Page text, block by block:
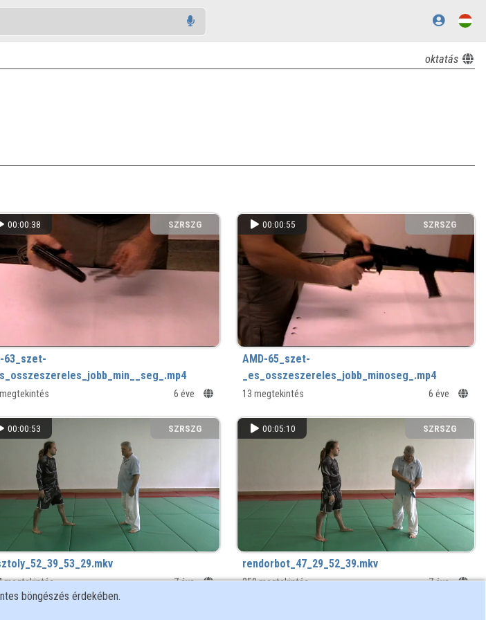
oktatás
00:00:38 SZRSZG
63_szet-
6 éve
00:00:55 SZRSZG
AMD-65_szet-
_es_osszeszereles_jobb_minoseg_.mp4
13 megtekintés 6 éve
00:00:53 SZRSZG
megtekintés 7 éve
00:05:10 SZRSZG
rendorbot_47_29_52_39.mkv
250 megtekintés 7 éve
böngészés érdekében.